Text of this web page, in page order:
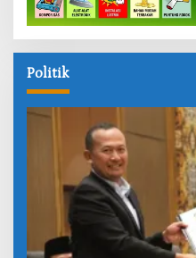
Politik